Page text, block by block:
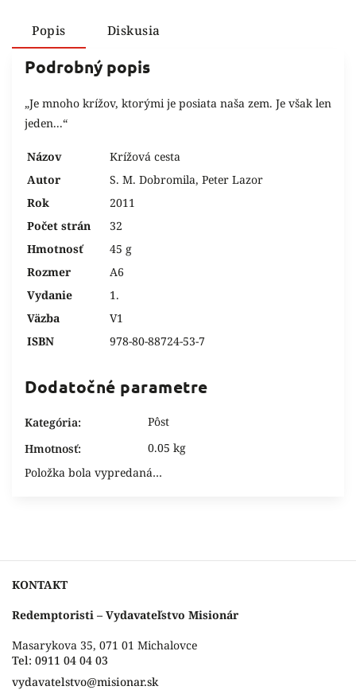
Popis Diskusia
Podrobný popis
„Je mnoho krížov, ktorými je posiata naša zem. Je však len
jeden...“
Názov
Krížová cesta
Autor
S. M. Dobromila, Peter Lazor
Rok
2011
Počet strán
32
Hmotnosť
45 g
Rozmer
A6
Vydanie
1.
Väzba
V1
ISBN
978-80-88724-53-7
Dodatočné parametre
Kategória:
Pôst
Hmotnosť:
0.05 kg
Položka bola vypredaná…
KONTAKT
Redemptoristi – Vydavateľstvo Misionár
Masarykova 35, 071 01 Michalovce
Tel: 0911 04 04 03
vydavatelstvo@misionar.sk